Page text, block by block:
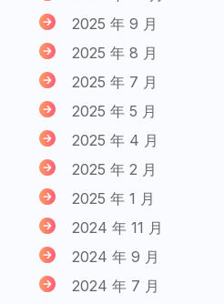
2025 年 9 月
2025 年 8 月
2025 年 7 月
2025 年 5 月
2025 年 4 月
2025 年 2 月
2025 年 1 月
2024 年 11 月
2024 年 9 月
2024 年 7 月